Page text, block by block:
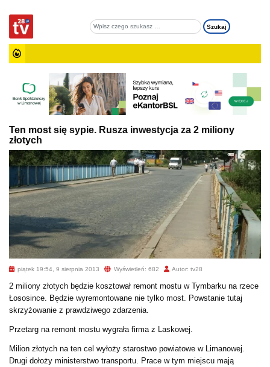
Ten most się sypie. Rusza inwestycja za 2 miliony
złotych
piątek 19:54, 9 sierpnia 2013 Wyświetleń: 682 Autor: tv28
2 miliony złotych będzie kosztował remont mostu w Tymbarku na rzece
Łososince. Będzie wyremontowane nie tylko most. Powstanie tutaj
skrzyżowanie z prawdziwego zdarzenia.
Przetarg na remont mostu wygrała firma z Laskowej.
Milion złotych na ten cel wyłoży starostwo powiatowe w Limanowej.
Drugi dołoży ministerstwo transportu. Prace w tym miejscu mają